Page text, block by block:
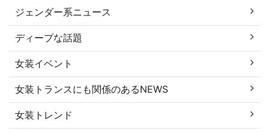
ジェンダー系ニュース
ディープな話題
女装イベント
女装トランスにも関係のあるNEWS
女装トレンド